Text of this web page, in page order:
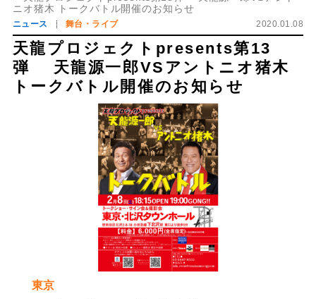
ニオ猪木 トークバトル開催のお知らせ
ニュース 舞台・ライブ 2020.01.08
天龍プロジェクトpresents第13
弾 天龍源一郎VSアントニオ猪木
トークバトル開催のお知らせ
東京